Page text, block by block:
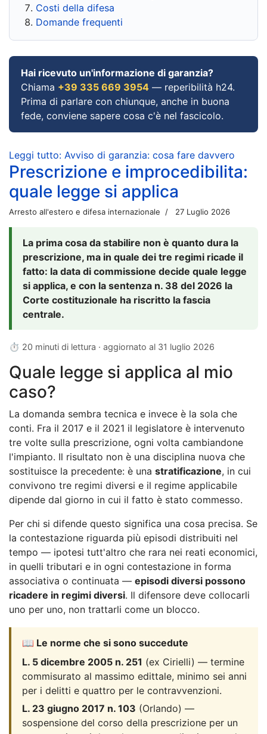
Costi della difesa
Domande frequenti
Hai ricevuto un'informazione di garanzia?
Chiama +39 335 669 3954 — reperibilità h24.
Prima di parlare con chiunque, anche in buona
fede, conviene sapere cosa c'è nel fascicolo.
Leggi tutto: Avviso di garanzia: cosa fare davvero
Prescrizione e improcedibilita:
quale legge si applica
Arresto all'estero e difesa internazionale 27 Luglio 2026
La prima cosa da stabilire non è quanto dura la
prescrizione, ma in quale dei tre regimi ricade il
fatto: la data di commissione decide quale legge
si applica, e con la sentenza n. 38 del 2026 la
Corte costituzionale ha riscritto la fascia
centrale.
⏱ 20 minuti di lettura · aggiornato al 31 luglio 2026
Quale legge si applica al mio
caso?
La domanda sembra tecnica e invece è la sola che
conti. Fra il 2017 e il 2021 il legislatore è intervenuto
tre volte sulla prescrizione, ogni volta cambiandone
l'impianto. Il risultato non è una disciplina nuova che
sostituisce la precedente: è una stratificazione, in cui
convivono tre regimi diversi e il regime applicabile
dipende dal giorno in cui il fatto è stato commesso.
Per chi si difende questo significa una cosa precisa. Se
la contestazione riguarda più episodi distribuiti nel
tempo — ipotesi tutt'altro che rara nei reati economici,
in quelli tributari e in ogni contestazione in forma
associativa o continuata — episodi diversi possono
ricadere in regimi diversi. Il difensore deve collocarli
uno per uno, non trattarli come un blocco.
📖 Le norme che si sono succedute
L. 5 dicembre 2005 n. 251 (ex Cirielli) — termine
commisurato al massimo edittale, minimo sei anni
per i delitti e quattro per le contravvenzioni.
L. 23 giugno 2017 n. 103 (Orlando) —
sospensione del corso della prescrizione per un